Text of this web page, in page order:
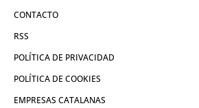
CONTACTO
RSS
POLÍTICA DE PRIVACIDAD
POLÍTICA DE COOKIES
EMPRESAS CATALANAS